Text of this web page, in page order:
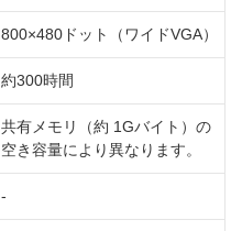
800×480ドット（ワイドVGA）
約300時間
共有メモリ（約 1Gバイト）の
空き容量により異なります。
-